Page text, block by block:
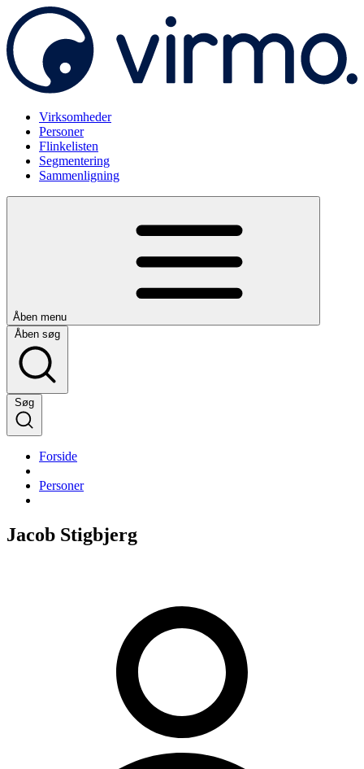
Virksomheder
Personer
Flinkelisten
Segmentering
Sammenligning
Åben menu
Åben søg
Søg
Forside
Personer
Jacob Stigbjerg